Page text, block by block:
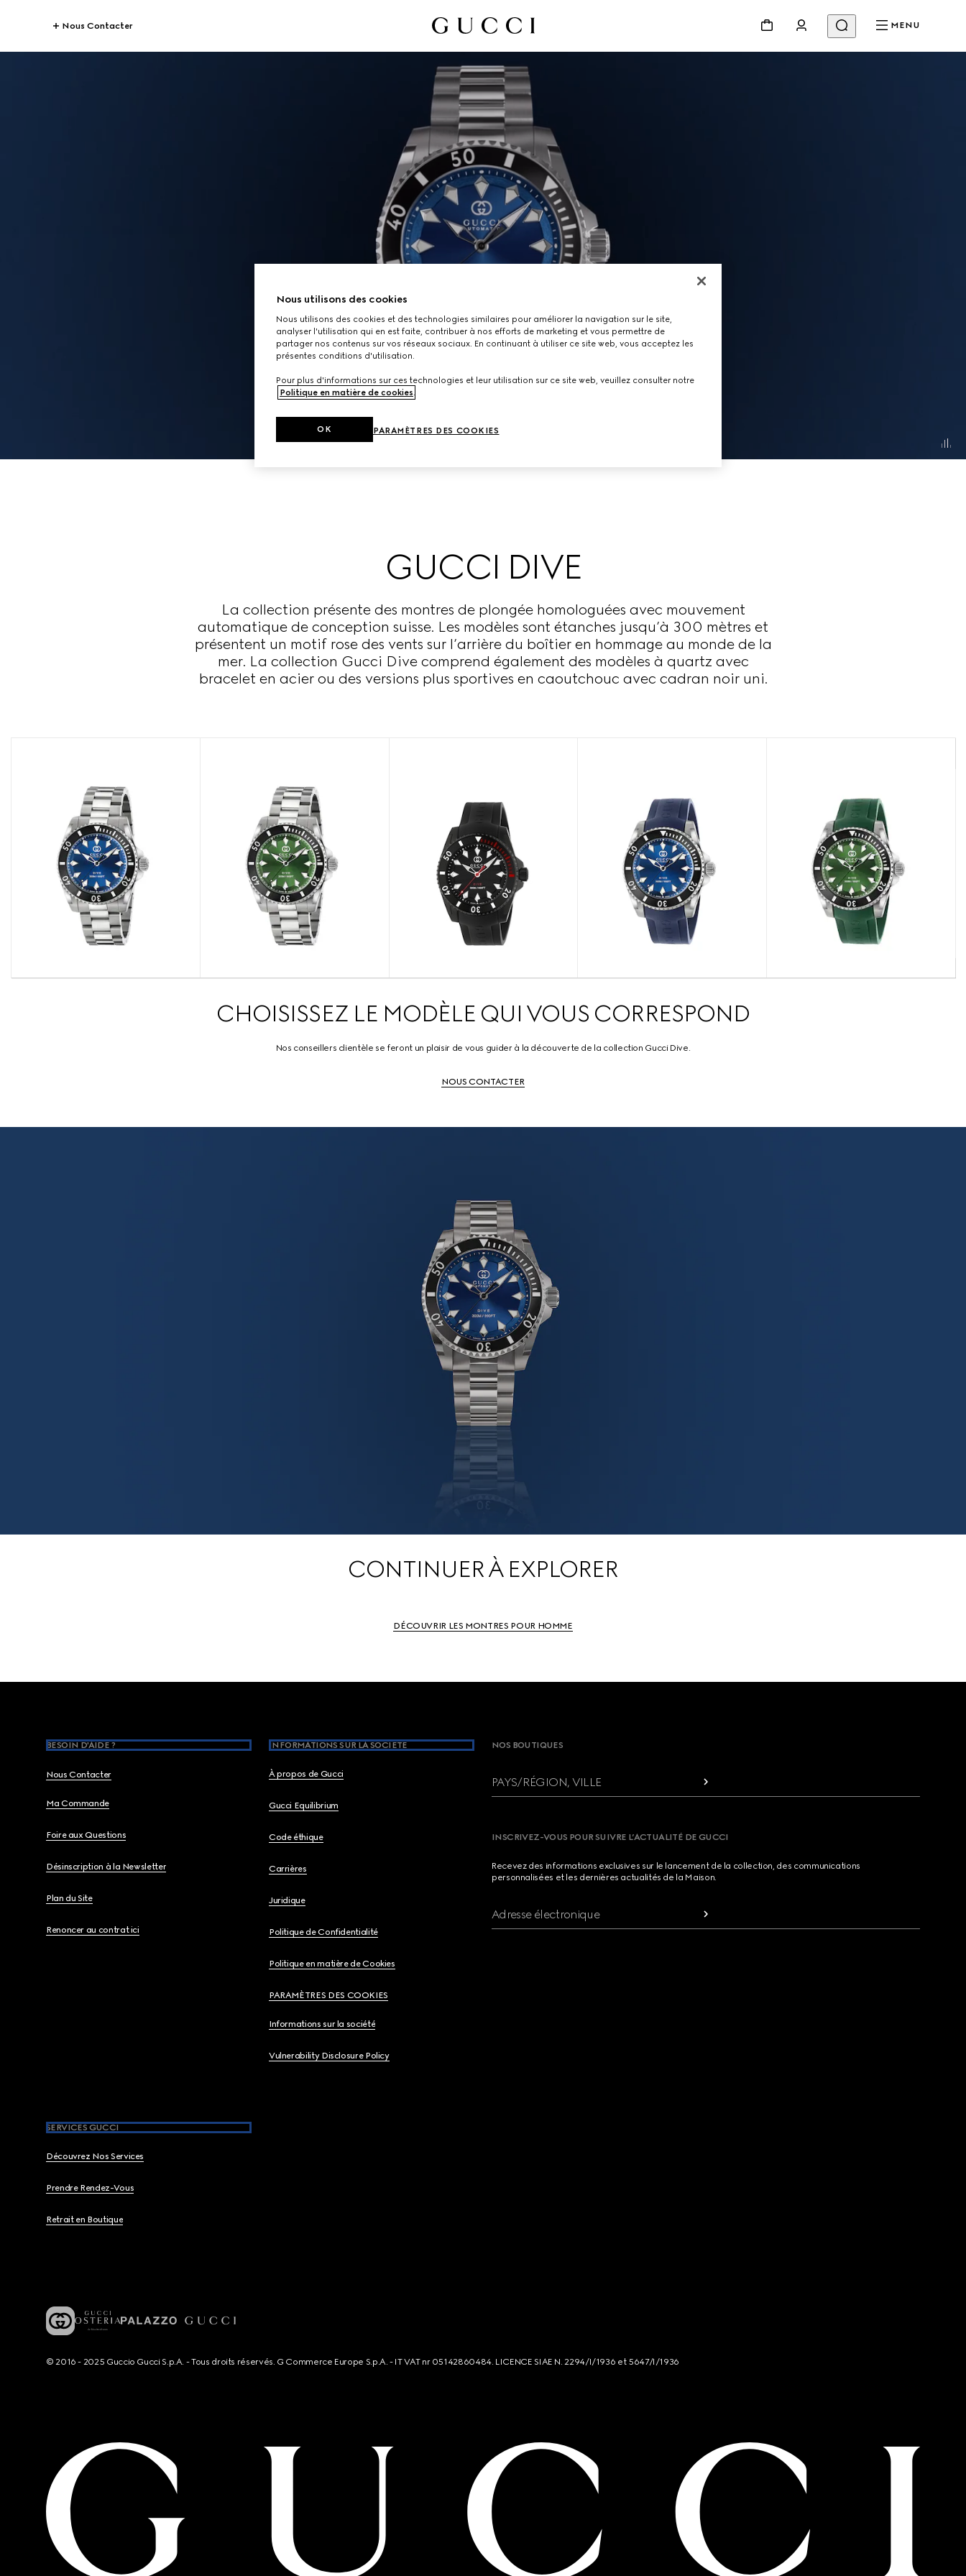
Nous Contacter MENU
GUCCI DIVE
La collection présente des montres de plongée homologuées avec mouvement
automatique de conception suisse. Les modèles sont étanches jusqu’à 300 mètres et
présentent un motif rose des vents sur l’arrière du boîtier en hommage au monde de la
mer. La collection Gucci Dive comprend également des modèles à quartz avec
bracelet en acier ou des versions plus sportives en caoutchouc avec cadran noir uni.
CHOISISSEZ LE MODÈLE QUI VOUS CORRESPOND
Nos conseillers clientèle se feront un plaisir de vous guider à la découverte de la collection Gucci Dive.
NOUS CONTACTER
CONTINUER À EXPLORER
DÉCOUVRIR LES MONTRES POUR HOMME
Footer
BESOIN D'AIDE ?
Nous Contacter
Ma Commande
Foire aux Questions
Désinscription à la Newsletter
Plan du Site
Renoncer au contrat ici
INFORMATIONS SUR LA SOCIETE
À propos de Gucci
Gucci Equilibrium
Code éthique
Carrières
Juridique
Politique de Confidentialité
Politique en matière de Cookies
PARAMÈTRES DES COOKIES
Informations sur la société
Vulnerability Disclosure Policy
SERVICES GUCCI
Découvrez Nos Services
Prendre Rendez-Vous
Retrait en Boutique
NOS BOUTIQUES
PAYS/RÉGION, VILLE
INSCRIVEZ-VOUS POUR SUIVRE L’ACTUALITÉ DE GUCCI
Recevez des informations exclusives sur le lancement de la collection, des communications
personnalisées et les dernières actualités de la Maison.
Adresse électronique
© 2016 - 2025 Guccio Gucci S.p.A. - Tous droits réservés. G Commerce Europe S.p.A. - IT VAT nr 05142860484. LICENCE SIAE N. 2294/I/1936 et 5647/I/1936
Nous utilisons des cookies
Nous utilisons des cookies et des technologies similaires pour améliorer la navigation sur le site,
analyser l'utilisation qui en est faite, contribuer à nos efforts de marketing et vous permettre de
partager nos contenus sur vos réseaux sociaux. En continuant à utiliser ce site web, vous acceptez les
présentes conditions d'utilisation.
Pour plus d'informations sur ces technologies et leur utilisation sur ce site web, veuillez consulter notre
Politique en matière de cookies.
PARAMÈTRES DES COOKIES
OK